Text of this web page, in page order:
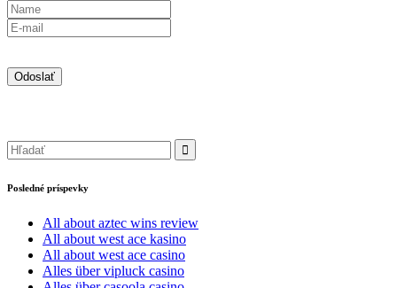
Posledné príspevky
All about aztec wins review
All about west ace kasino
All about west ace casino
Alles über vipluck casino